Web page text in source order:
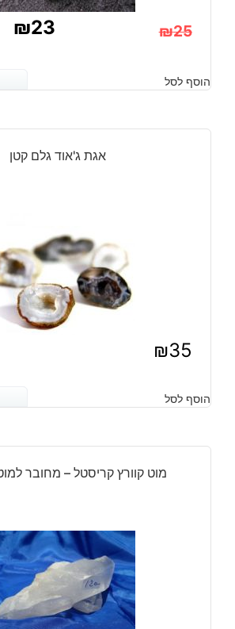
₪25
המקורי
₪23
הנוכחי
הוסף לסל
אגת ג'אוד גלם קטן
₪35
הוסף לסל
מוט קוורץ קריסטל – מחובר